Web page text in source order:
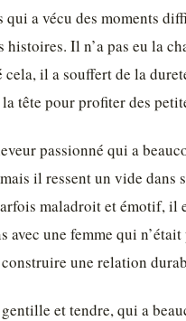
qui a vécu des moments
histoires. Il n’a pas eu la
il a souffert de la
tête pour profiter des
passionné qui a
il ressent un vide
maladroit et émotif,
avec une femme qui
construire une relation
et tendre, qui a